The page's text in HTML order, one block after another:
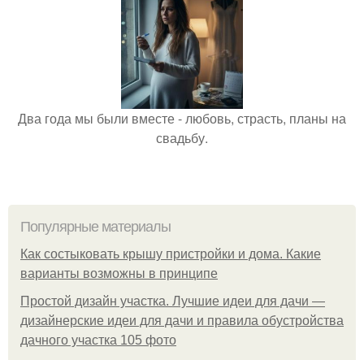
Два года мы были вместе - любовь, страсть, планы на
свадьбу.
Популярные материалы
Как состыковать крышу пристройки и дома. Какие
варианты возможны в принципе
Простой дизайн участка. Лучшие идеи для дачи —
дизайнерские идеи для дачи и правила обустройства
дачного участка 105 фото